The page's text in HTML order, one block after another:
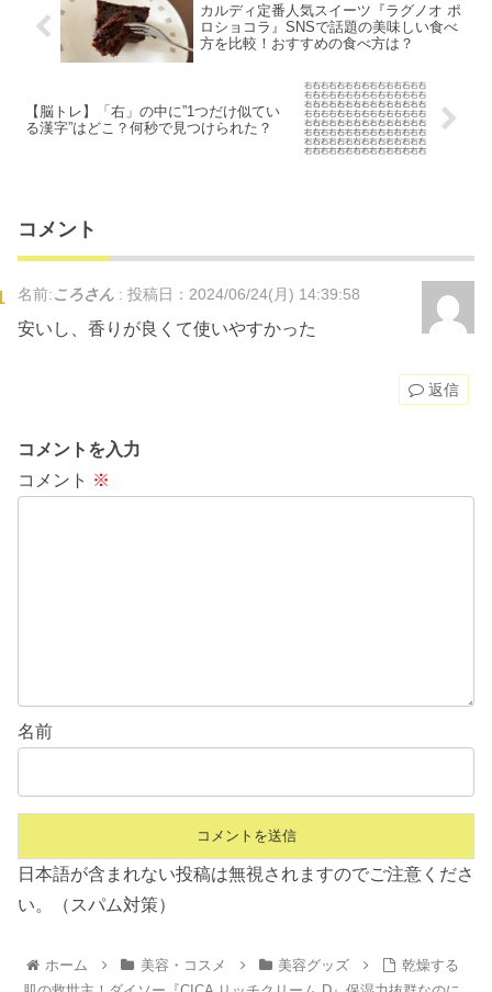
カルディ定番人気スイーツ『ラグノオ ポ
ロショコラ』SNSで話題の美味しい食べ
方を比較！おすすめの食べ方は？
【脳トレ】「右」の中に”1つだけ似てい
る漢字”はどこ？何秒で見つけられた？
コメント
名前:ころさん : 投稿日：2024/06/24(月) 14:39:58
安いし、香りが良くて使いやすかった
返信
コメントを入力
コメント ※
名前
日本語が含まれない投稿は無視されますのでご注意くださ
い。（スパム対策）
ホーム 美容・コスメ 美容グッズ
乾燥する